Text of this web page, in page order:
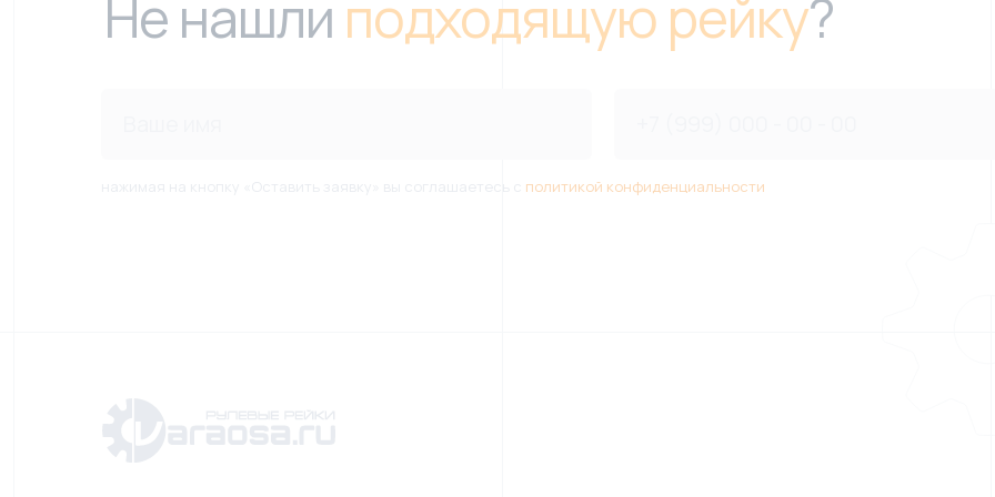
Не нашли подходящую рейку?
политикой конфиденциальности